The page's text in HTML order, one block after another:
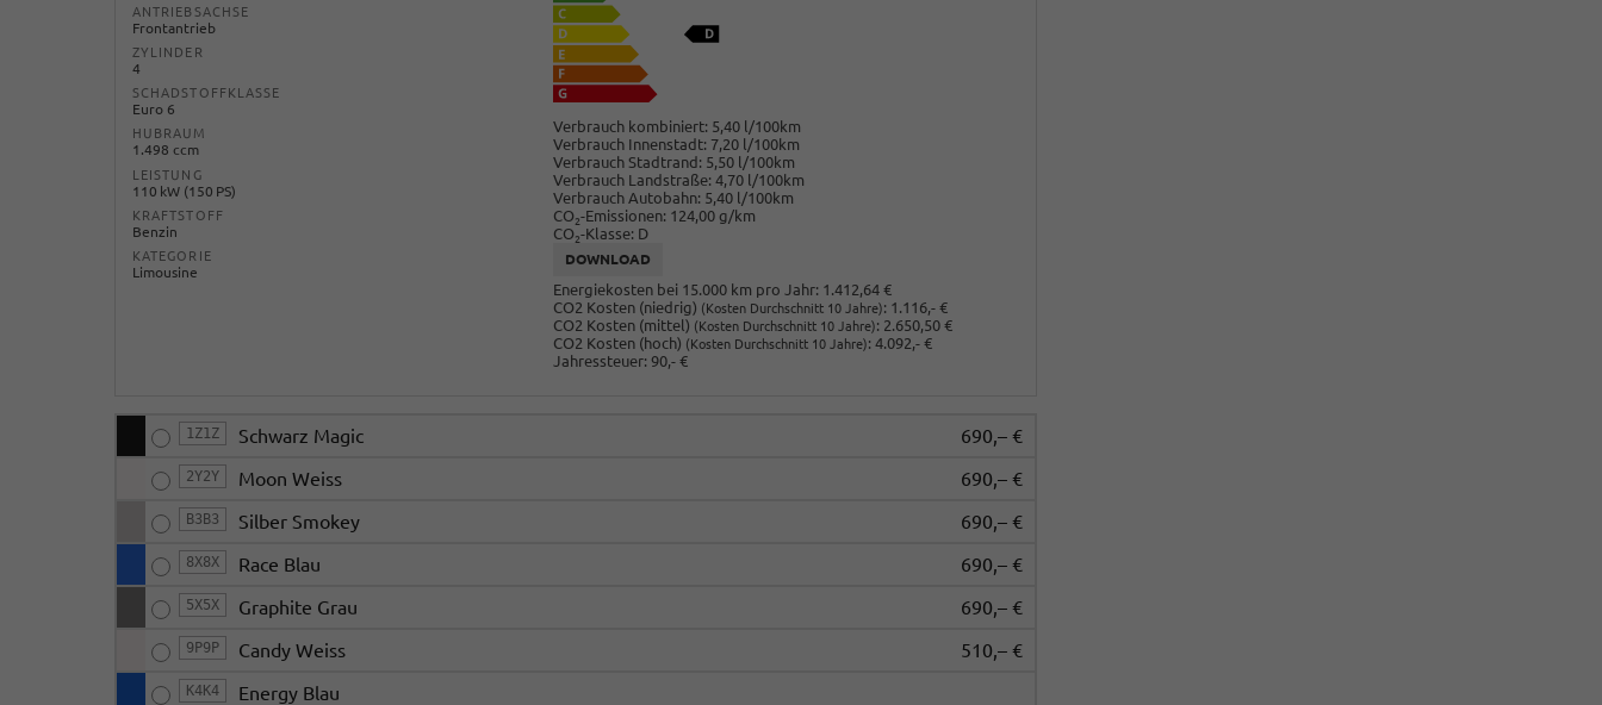
ANTRIEBSACHSE
Frontantrieb
ZYLINDER
4
SCHADSTOFFKLASSE
Euro 6
HUBRAUM
1.498 ccm
LEISTUNG
110 kW (150 PS)
KRAFTSTOFF
Benzin
KATEGORIE
Limousine
Verbrauch kombiniert: 5,40 l/100km
Verbrauch Innenstadt: 7,20 l/100km
Verbrauch Stadtrand: 5,50 l/100km
Verbrauch Landstraße: 4,70 l/100km
Verbrauch Autobahn: 5,40 l/100km
CO2-Emissionen: 124,00 g/km
CO2-Klasse: D
DOWNLOAD
Energiekosten bei 15.000 km pro Jahr: 1.412,64 €
CO2 Kosten (niedrig) (Kosten Durchschnitt 10 Jahre): 1.116,- €
CO2 Kosten (mittel) (Kosten Durchschnitt 10 Jahre): 2.650,50 €
CO2 Kosten (hoch) (Kosten Durchschnitt 10 Jahre): 4.092,- €
Jahressteuer: 90,- €
1Z1Z Schwarz Magic 690,– €
2Y2Y Moon Weiss 690,– €
B3B3 Silber Smokey 690,– €
8X8X Race Blau 690,– €
5X5X Graphite Grau 690,– €
9P9P Candy Weiss 510,– €
K4K4 Energy Blau